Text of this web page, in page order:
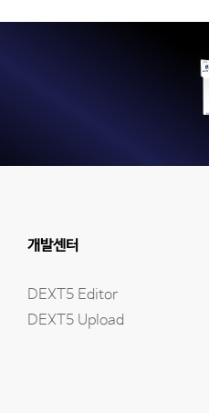
개발센터
DEXT5 Editor
DEXT5 Upload